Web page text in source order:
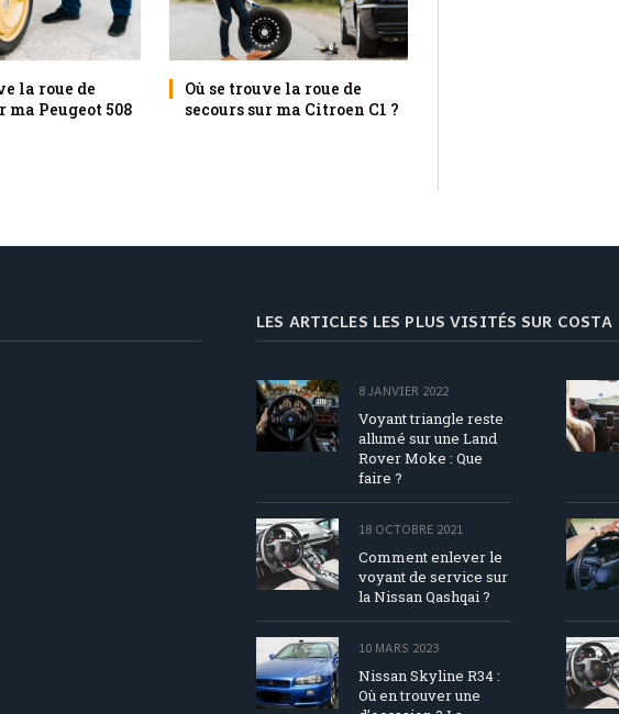
la roue de
ma Peugeot 508
Où se trouve la roue de
secours sur ma Citroen C1 ?
LES ARTICLES LES PLUS VISITÉS SUR COSTA
8 JANVIER 2022
Voyant triangle reste
allumé sur une Land
Rover Moke : Que
faire ?
18 OCTOBRE 2021
Comment enlever le
voyant de service sur
la Nissan Qashqai ?
10 MARS 2023
Nissan Skyline R34 :
Où en trouver une